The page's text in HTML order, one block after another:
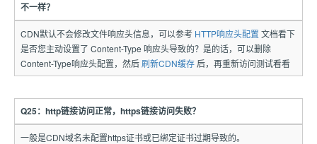
不一样？
CDN默认不会修改文件响应头信息，可以参考 HTTP响应头配置 文档看下
是否您主动设置了 Content-Type 响应头导致的？是的话，可以删除
Content-Type响应头配置，然后刷新CDN缓存后，再重新访问测试看看
Q25：http链接访问正常，https链接访问失败？
一般是CDN域名未配置https证书或已绑定证书过期导致的。